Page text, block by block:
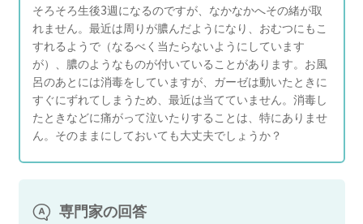
そろそろ生後3週になるのですが、なかなかへその緒が取
れません。最近は周りが膿んだようになり、おむつにもこ
すれるようで（なるべく当たらないようにしています
が）、膿のようなものが付いていることがあります。お風
呂のあとには消毒をしていますが、ガーゼは動いたときに
すぐにずれてしまうため、最近は当てていません。消毒し
たときなどに痛がって泣いたりすることは、特にありませ
ん。そのままにしておいても大丈夫でしょうか？
専門家の回答